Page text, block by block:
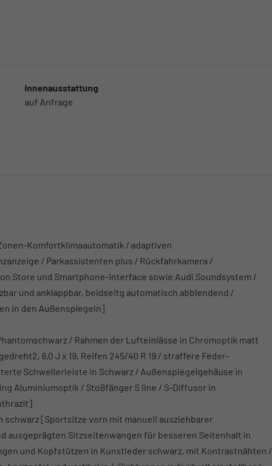
Innenausstattung
auf Anfrage
Komfortklimaautomatik / adaptiven
/ Parkassistenten plus / Rückfahrkamera /
Store und Smartphone-Interface sowie Audi Soundsystem /
und anklappbar, beidseitg automatisch abblendend /
in den Außenspiegeln]
/ Rahmen der Lufteinlässe in Chromoptik matt
8,0 J x 19, Reifen 245/40 R 19 / straffere Feder-
Schwellerleiste in Schwarz / Außenspiegelgehäuse in
Aluminiumoptik / Stoßfänger S line / S-Diffusor in
[Sportsitze vorn mit manuell ausziehbarer
Sitzseitenwangen für besseren Seitenhalt in
und Kopfstützen in Kunstleder schwarz, mit Kontrastnähten /